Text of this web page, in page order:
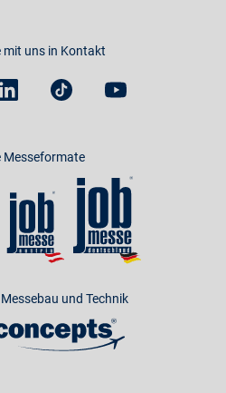
mit uns in Kontakt
Messeformate
und Technik